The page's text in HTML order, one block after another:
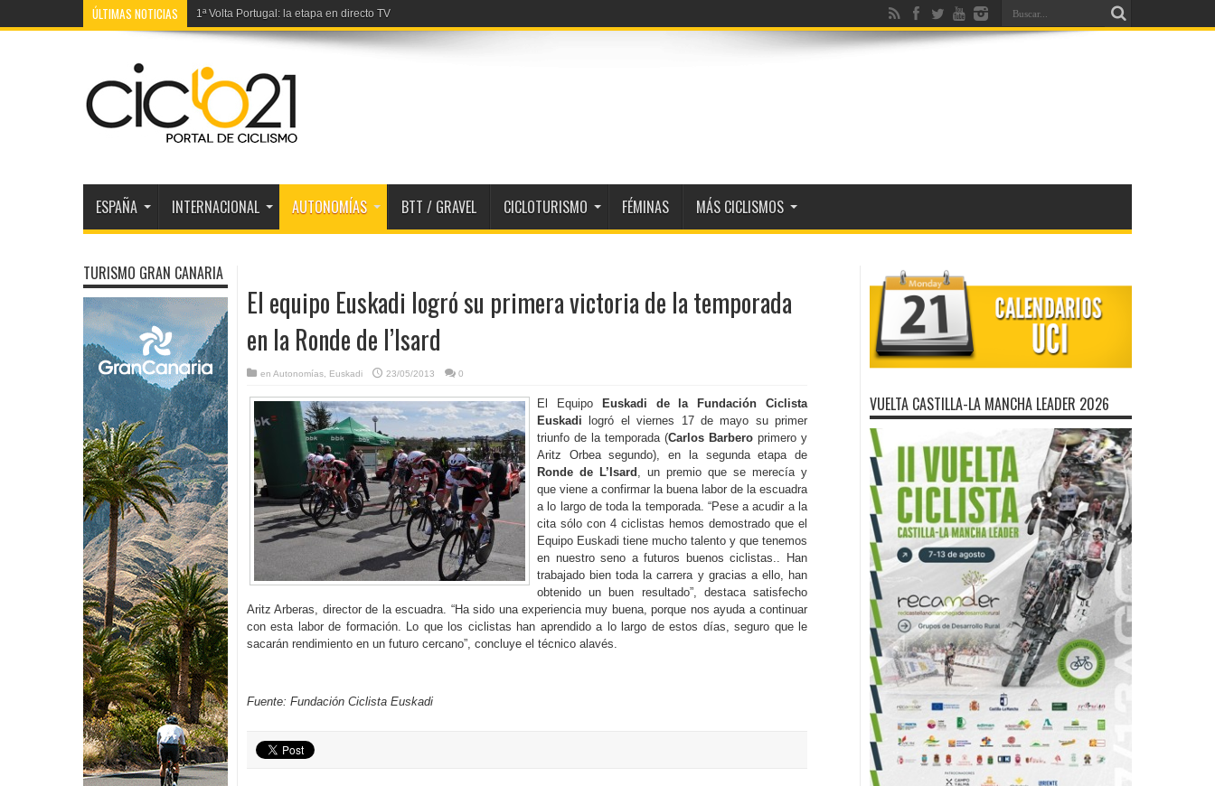
ÚLTIMAS NOTICIAS 1ª Volta Portugal: la etapa en directo TV
ESPAÑA INTERNACIONAL AUTONOMÍAS BTT / GRAVEL CICLOTURISMO FÉMINAS MÁS CICLISMOS
El equipo Euskadi logró su primera victoria de la temporada
en la Ronde de l’Isard
en Autonomías Euskadi 23/05/2013 0
El Equipo
Euskadi de la Fundación Ciclista
Euskadi logró el viernes 17 de mayo su primer
triunfo de la temporada (Carlos Barbero primero y
Aritz Orbea segundo), en la segunda etapa de
Ronde de L’Isard , un premio que se merecía y
que viene a confirmar la buena labor de la escuadra
a lo largo de toda la temporada. “Pese a acudir a la
cita sólo con 4 ciclistas hemos demostrado que el
Equipo Euskadi tiene mucho talento y que tenemos
en nuestro seno a futuros buenos ciclistas.. Han
trabajado bien toda la carrera y gracias a ello, han
obtenido un buen resultado”, destaca satisfecho
Aritz Arberas, director de la escuadra. “Ha sido una experiencia muy buena, porque nos ayuda a continuar
con esta labor de formación. Lo que los ciclistas han aprendido a lo largo de estos días, seguro que le
sacarán rendimiento en un futuro cercano”, concluye el técnico alavés.
Fuente: Fundación Ciclista Euskadi
TURISMO GRAN CANARIA
VUELTA CASTILLA-LA MANCHA LEADER 2026